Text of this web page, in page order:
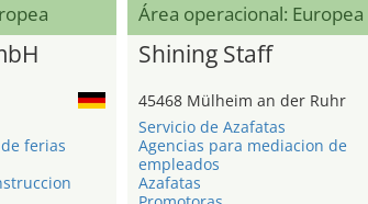
ferias
Área operacional: Europea
Shining Staff
45468 Mülheim an der Ruhr
Servicio de Azafatas
Agencias para mediacion de
empleados
Azafatas